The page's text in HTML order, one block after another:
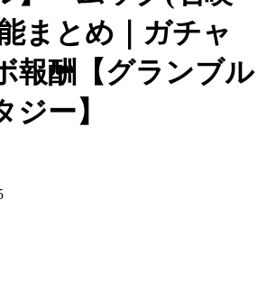
まとめ｜ガチャ
報酬【グランブル
ジー】